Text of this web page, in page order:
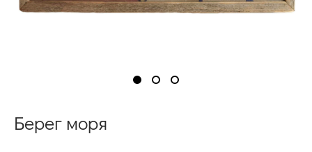
Берег моря